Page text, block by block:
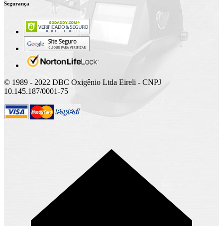
Segurança
© 1989 - 2022 DBC Oxigênio Ltda Eireli - CNPJ
10.145.187/0001-75